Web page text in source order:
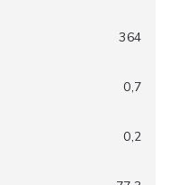
364
0,7
0,2